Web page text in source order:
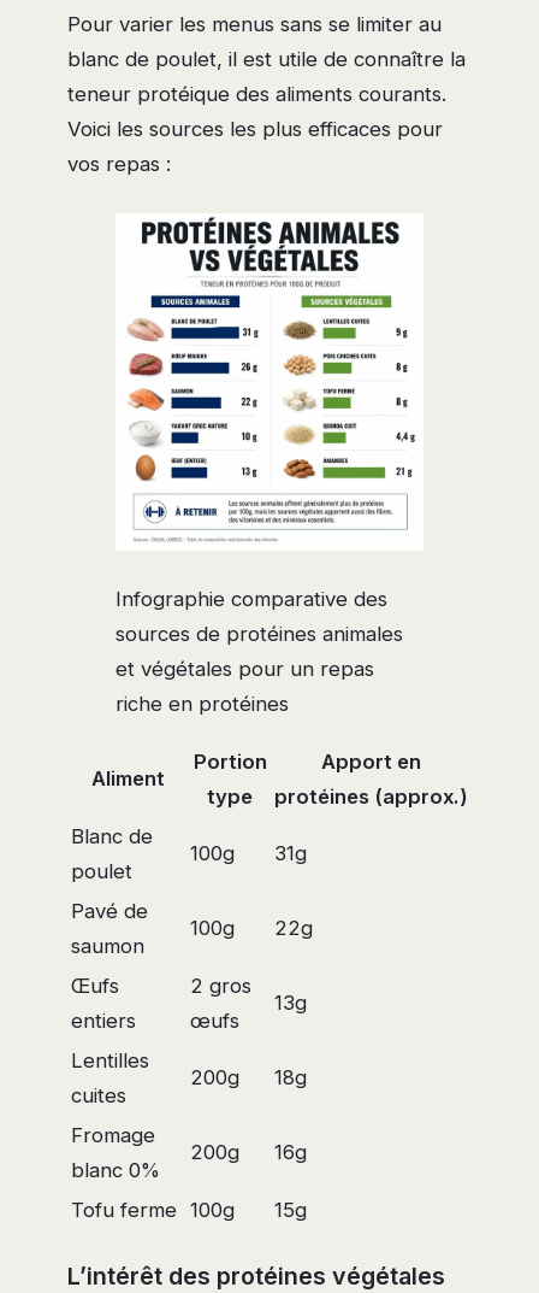
Pour varier les menus sans se limiter au
blanc de poulet, il est utile de connaître la
teneur protéique des aliments courants.
Voici les sources les plus efficaces pour
vos repas :
Infographie comparative des
sources de protéines animales
et végétales pour un repas
riche en protéines
Aliment
Portion
type
Apport en
protéines (approx.)
Blanc de
poulet
100g 31g
Pavé de
saumon
100g 22g
Œufs
entiers
2 gros
œufs
13g
Lentilles
cuites
200g 18g
Fromage
blanc 0%
200g 16g
Tofu ferme 100g 15g
L’intérêt des protéines végétales